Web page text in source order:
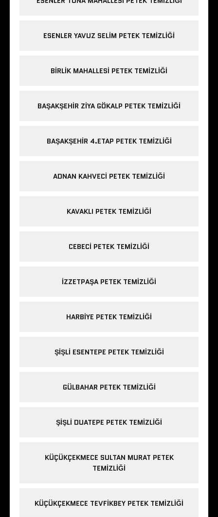
ESENLER YAVUZ SELIM PETEK TEMIZLIĞI
BIRLIK MAHALLESI PETEK TEMIZLIĞI
BAŞAKŞEHIR ZIYA GÖKALP PETEK TEMIZLIĞI
BAŞAKŞEHIR 4.ETAP PETEK TEMIZLIĞI
ADNAN KAHVECI PETEK TEMIZLIĞI
KAVAKLI PETEK TEMIZLIĞI
CEBECI PETEK TEMIZLIĞI
IZZETPAŞA PETEK TEMIZLIĞI
HARBIYE PETEK TEMIZLIĞI
ŞIŞLI ESENTEPE PETEK TEMIZLIĞI
GÜLBAHAR PETEK TEMIZLIĞI
ŞIŞLI DUATEPE PETEK TEMIZLIĞI
KÜÇÜKÇEKMECE SULTAN MURAT PETEK
TEMIZLIĞI
KÜÇÜKÇEKMECE TEVFIKBEY PETEK TEMIZLIĞI